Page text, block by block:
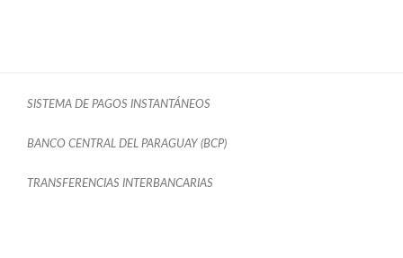
SISTEMA DE PAGOS INSTANTÁNEOS
BANCO CENTRAL DEL PARAGUAY (BCP)
TRANSFERENCIAS INTERBANCARIAS